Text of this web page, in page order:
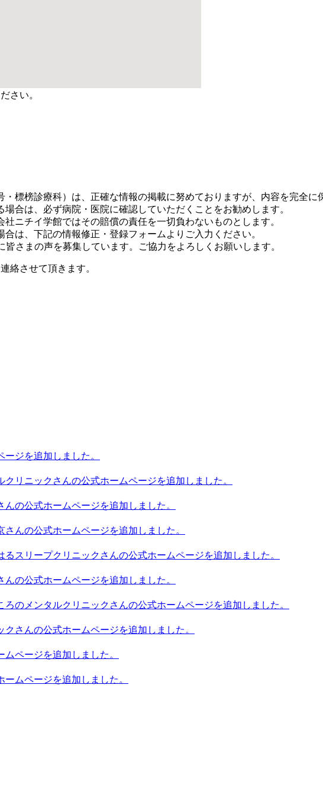
さい。
標榜診療科）は、正確な情報の掲載に努めておりますが、内容を完全に
合は、必ず病院・医院に確認していただくことをお勧めします。
ニチイ学館ではその賠償の責任を一切負わないものとします。
は、下記の情報修正・登録フォームよりご入力ください。
皆さまの声を募集しています。ご協力をよろしくお願いします。
絡させて頂きます。
ジを追加しました。
リニックさんの公式ホームページを追加しました。
公式ホームページを追加しました。
んの公式ホームページを追加しました。
スリープクリニックさんの公式ホームページを追加しました。
の公式ホームページを追加しました。
のメンタルクリニックさんの公式ホームページを追加しました。
んの公式ホームページを追加しました。
ページを追加しました。
ムページを追加しました。